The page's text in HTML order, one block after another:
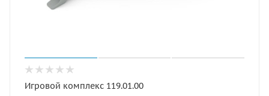
Игровой комплекс 119.01.00